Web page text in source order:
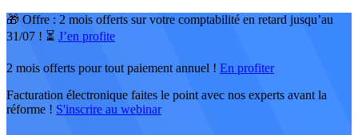
🎁 Offre : 2 mois offerts sur votre comptabilité en retard jusqu’au
31/07 ! ⏳ J’en profite
2 mois offerts pour tout paiement annuel ! En profiter
Facturation électronique faites le point avec nos experts avant la
réforme ! S'inscrire au webinar